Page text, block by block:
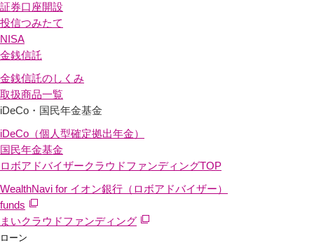
証券口座開設
投信つみたて
NISA
金銭信託
金銭信託のしくみ
取扱商品一覧
iDeCo・国民年金基金
iDeCo（個人型確定拠出年金）
国民年金基金
ロボアドバイザークラウドファンディングTOP
WealthNavi for イオン銀行（ロボアドバイザー）
funds
まいクラウドファンディング
ローン